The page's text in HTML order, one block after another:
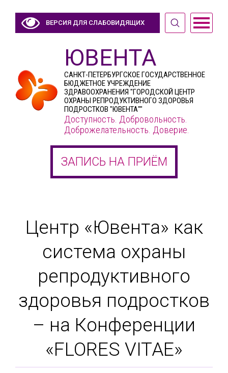
ВЕРСИЯ ДЛЯ СЛАБОВИДЯЩИХ
ЮВЕНТА
САНКТ-ПЕТЕРБУРГСКОЕ ГОСУДАРСТВЕННОЕ
БЮДЖЕТНОЕ УЧРЕЖДЕНИЕ
ЗДРАВООХРАНЕНИЯ "ГОРОДСКОЙ ЦЕНТР
ОХРАНЫ РЕПРОДУКТИВНОГО ЗДОРОВЬЯ
ПОДРОСТКОВ "ЮВЕНТА""
Доступность. Добровольность.
Доброжелательность. Доверие.
ЗАПИСЬ НА ПРИЁМ
Центр «Ювента» как
система охраны
репродуктивного
здоровья подростков
– на Конференции
«FLORES VITAE»